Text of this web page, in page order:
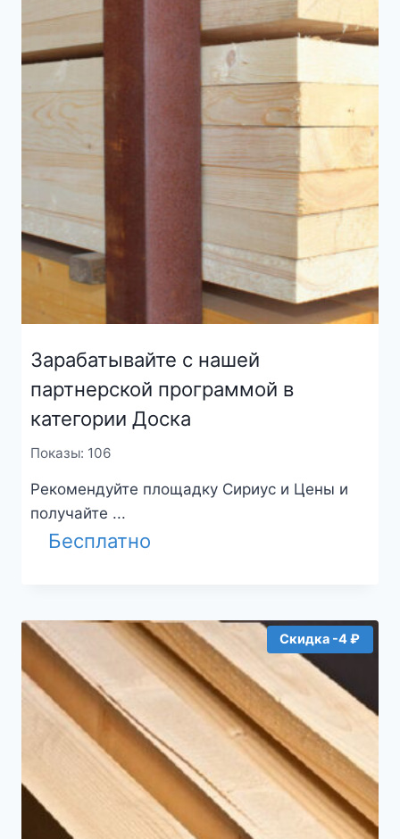
Зарабатывайте с нашей
партнерской программой в
категории Доска
Показы: 106
Рекомендуйте площадку Сириус и Цены и
получайте ...
Бесплатно
Скидка -4 ₽